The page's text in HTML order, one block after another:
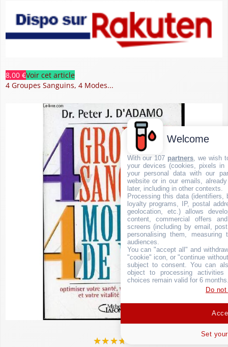
8,00 €Voir cet article
4 Groupes Sanguins, 4 Modes...
★★★★
Welcome
With our 107 partners , we wish
your devices (cookies, pixels
your personal data with our
website or in our emails,
later, including in other contexts.
Processing this data (identifiers,
loyalty programs, IP, postal
geolocation, etc.) allows
content, commercial offers
screens (including by email,
personalising them, measuring
audiences.
You can "accept all" and
"cookie" icon, or "continue
subject to consent. You can
object to processing
choices remain valid for 6
Do
Set